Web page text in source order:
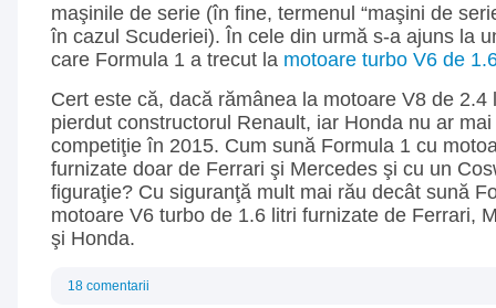
maşinile de serie (în fine, termenul “maşini de
în cazul Scuderiei). În cele din urmă s-a ajuns la
care Formula 1 a trecut la motoare turbo V6 de
Cert este că, dacă rămânea la motoare V8 de 2.4
pierdut constructorul Renault, iar Honda nu ar
competiţie în 2015. Cum sună Formula 1 cu
furnizate doar de Ferrari şi Mercedes şi cu un
figuraţie? Cu siguranţă mult mai rău decât sună
motoare V6 turbo de 1.6 litri furnizate de Ferrari,
şi Honda.
18 comentarii